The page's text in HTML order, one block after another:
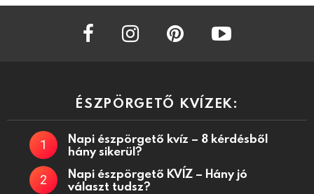
facebook instagram
ÉSZPÖRGETŐ KVÍZEK:
Napi észpörgető kvíz – 8 kérdésből
hány sikerül?
Napi észpörgető KVÍZ – Hány jó
választ tudsz?